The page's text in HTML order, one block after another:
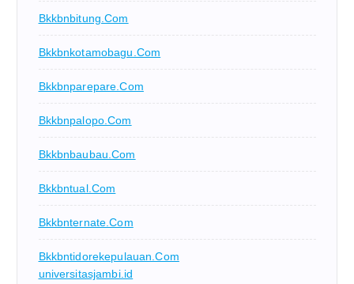
Bkkbnbitung.com
Bkkbnkotamobagu.com
Bkkbnparepare.com
Bkkbnpalopo.com
Bkkbnbaubau.com
Bkkbntual.com
Bkkbnternate.com
Bkkbntidorekepulauan.com
universitasjambi.id